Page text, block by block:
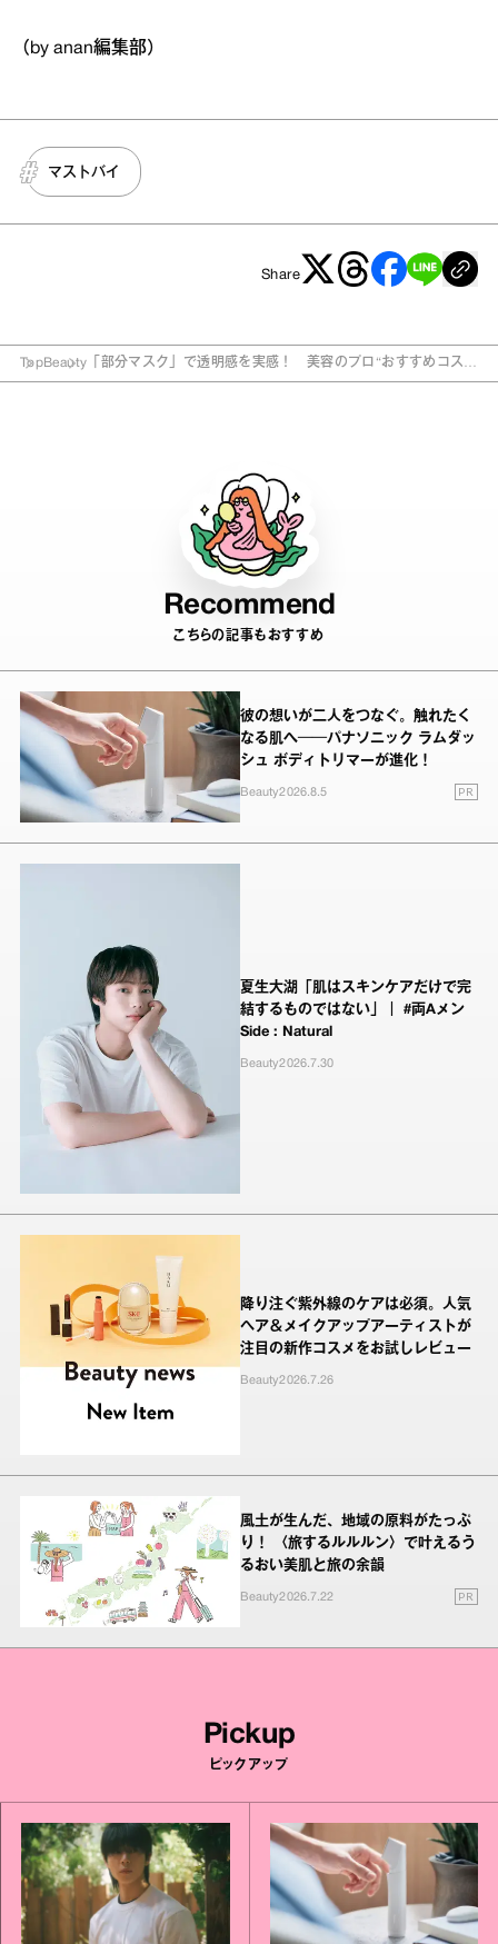
（by anan編集部）
マストバイ
Share
TopBeauty 「部分マスク」で透明感を実感！ 美容のプロ“おすすめコス
Recommend
こちらの記事もおすすめ
彼の想いが二人をつなぐ。触れたく
なる肌へ──パナソニック ラムダッ
シュ ボディトリマーが進化！
Beauty2026.8.5 PR
夏生大湖「肌はスキンケアだけで完
結するものではない」｜ #両Aメン
Side : Natural
Beauty2026.7.30
降り注ぐ紫外線のケアは必須。人気
ヘア＆メイクアップアーティストが
注目の新作コスメをお試しレビュー
Beauty2026.7.26
風土が生んだ、地域の原料がたっぷ
り！ 〈旅するルルルン〉で叶えるう
るおい美肌と旅の余韻
Beauty2026.7.22 PR
Pickup
ピックアップ